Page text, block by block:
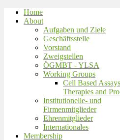
Home
About
Aufgaben und Ziele
Geschäftsstelle
Vorstand
Zweigstellen
ÖGMBT - YLSA
Working Groups
Cell Based
Therapies and
Institutionelle- und
Firmenmitglieder
Ehrenmitglieder
Internationales
Membership